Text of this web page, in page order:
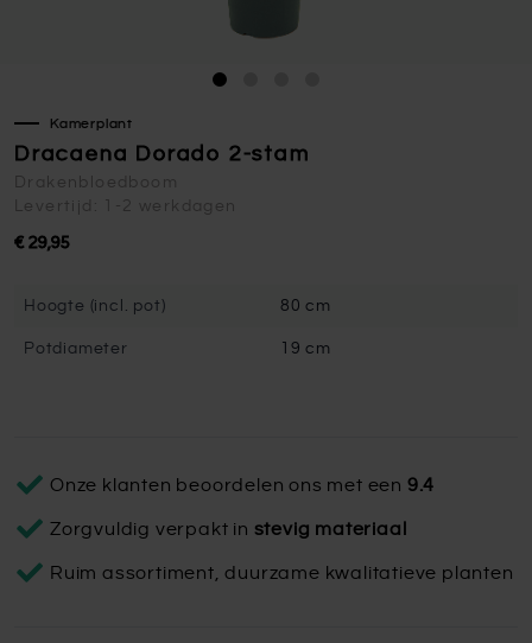
Kamerplant
Dracaena Dorado 2-stam
Drakenbloedboom
Levertijd: 1-2 werkdagen
€ 29,95
Hoogte (incl. pot) 80 cm
Potdiameter 19 cm
Onze klanten beoordelen ons met een 9.4
Zorgvuldig verpakt in stevig materiaal
Ruim assortiment, duurzame kwalitatieve planten